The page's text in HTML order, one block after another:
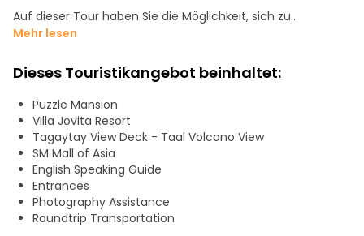
Auf dieser Tour haben Sie die Möglichkeit, sich zu
entspannen und die Sehenswürdigkeiten der Gegend zu
Gartenresort, das einzigartige Puzzle Mansion, das die
größte Puzzlesammlung der Welt beherbergt, und das
ruhige Crosswinds Tagaytay, wo Sie die beruhigende Brise
und die von der Schweiz inspirierte Architektur genießen
können.
Mit Hin- und Rückfahrt, einem erfahrenen Reiseleiter und
allen Eintrittsgeldern ist diese Tour ein stressfreies und
unvergessliches Erlebnis. Egal, ob Sie auf der Suche nach
Entdeckungen sind oder sich entspannen möchten,
Tagaytay ist der perfekte Ort, um zu entkommen.
Mehr lesen
Dieses Touristikangebot beinhaltet:
Puzzle Mansion
Villa Jovita Resort
Tagaytay View Deck - Taal Volcano View
SM Mall of Asia
English Speaking Guide
Entrances
Photography Assistance
Roundtrip Transportation